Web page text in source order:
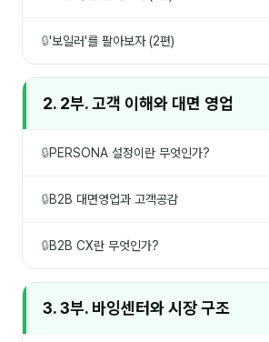
🔒'보일러'를 팔아보자 (2편)
2. 2부. 고객 이해와 대면 영업
🔒PERSONA 설정이란 무엇인가?
🔒B2B 대면영업과 고객공감
🔒B2B CX란 무엇인가?
3. 3부. 바잉센터와 시장 구조